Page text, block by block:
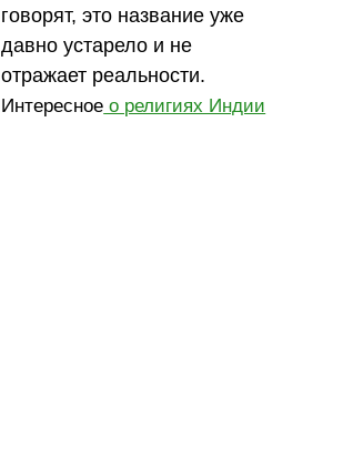
говорят, это название уже
давно устарело и не
отражает реальности.
Интересное о религиях Индии